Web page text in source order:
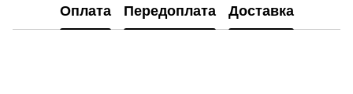
Оплата Передоплата Доставка